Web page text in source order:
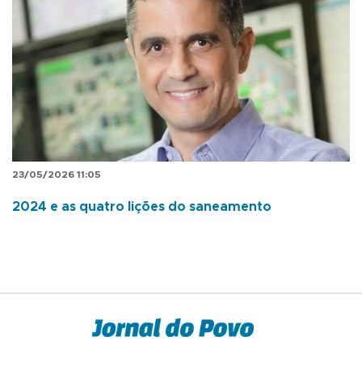
23/05/2026 11:05
2024 e as quatro lições do saneamento